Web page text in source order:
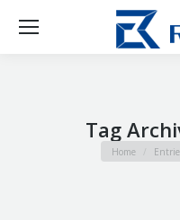
Tag
You are
Home